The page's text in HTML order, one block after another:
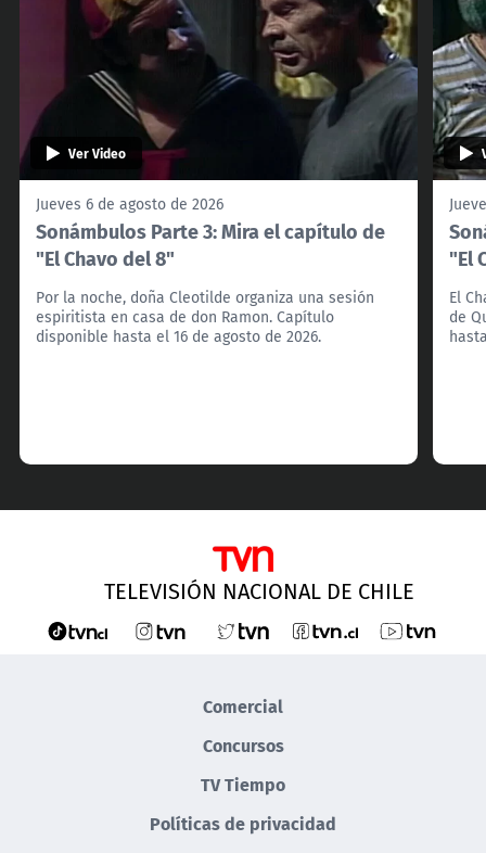
Ver Video
Jueves 6 de agosto de 2026
Sonámbulos Parte 3: Mira el capítulo de
"El Chavo del 8"
Por la noche, doña Cleotilde organiza una sesión
espiritista en casa de don Ramon. Capítulo
disponible hasta el 16 de agosto de 2026.
"El
El
de
TELEVISIÓN NACIONAL DE CHILE
Comercial
Concursos
TV Tiempo
Políticas de privacidad